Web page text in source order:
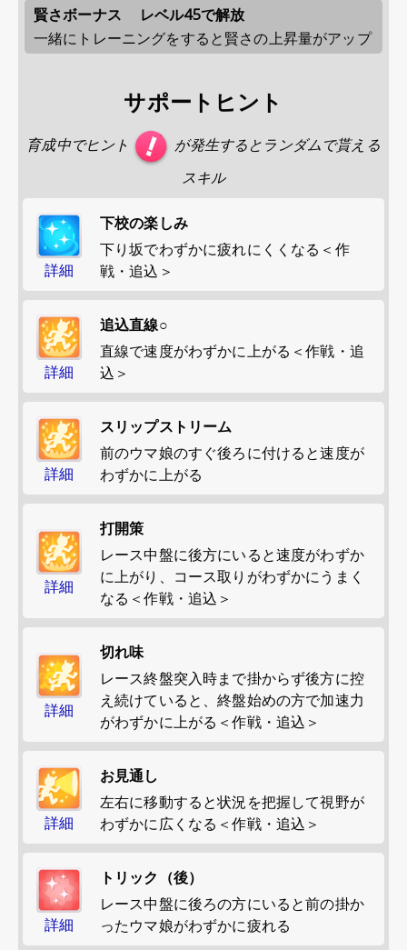
賢さボーナス
レベル45で解放
一緒にトレーニングをすると賢さの上昇量がアップ
サポートヒント
育成中でヒント
が発生するとランダムで貰える
スキル
詳細
下校の楽しみ
下り坂でわずかに疲れにくくなる＜作
戦・追込＞
詳細
追込直線○
直線で速度がわずかに上がる＜作戦・追
込＞
詳細
スリップストリーム
前のウマ娘のすぐ後ろに付けると速度が
わずかに上がる
詳細
打開策
レース中盤に後方にいると速度がわずか
に上がり、コース取りがわずかにうまく
なる＜作戦・追込＞
詳細
切れ味
レース終盤突入時まで掛からず後方に控
え続けていると、終盤始めの方で加速力
がわずかに上がる＜作戦・追込＞
詳細
お見通し
左右に移動すると状況を把握して視野が
わずかに広くなる＜作戦・追込＞
詳細
トリック（後）
レース中盤に後ろの方にいると前の掛か
ったウマ娘がわずかに疲れる